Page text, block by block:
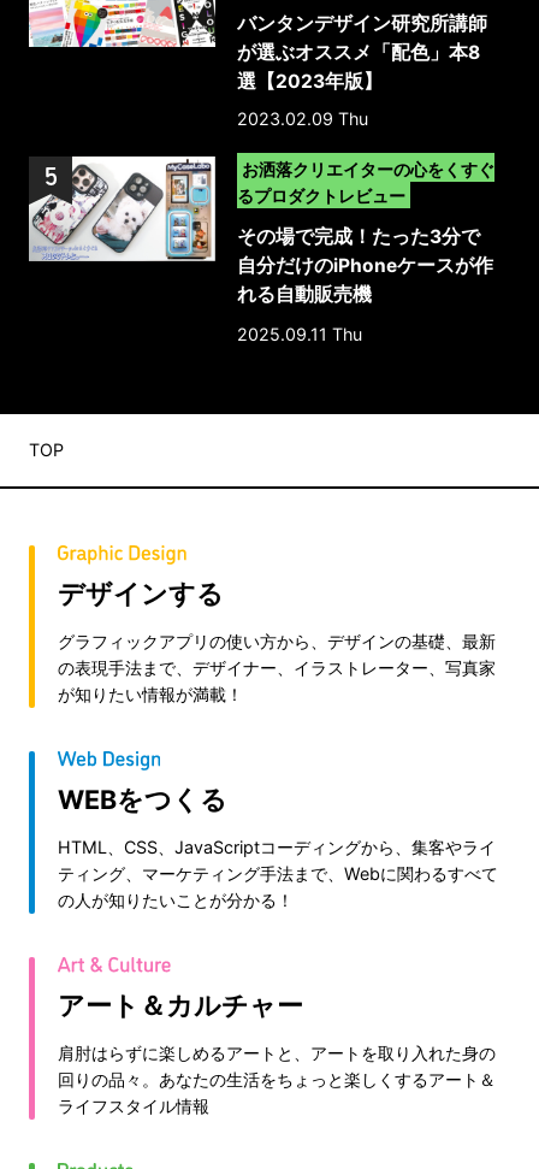
バンタンデザイン研究所講師
が選ぶオススメ「配色」本8
選【2023年版】
2023.02.09 Thu
お洒落クリエイターの心をくすぐ
るプロダクトレビュー
その場で完成！たった3分で
自分だけのiPhoneケースが作
れる自動販売機
「MyCaseLabo｣｜体験レポ
2025.09.11 Thu
TOP
デザインする
グラフィックアプリの使い方から、デザインの基礎、最新
の表現手法まで、デザイナー、イラストレーター、写真家
が知りたい情報が満載！
WEBをつくる
HTML、CSS、JavaScriptコーディングから、集客やライ
ティング、マーケティング手法まで、Webに関わるすべて
の人が知りたいことが分かる！
アート＆カルチャー
肩肘はらずに楽しめるアートと、アートを取り入れた身の
回りの品々。あなたの生活をちょっと楽しくするアート＆
ライフスタイル情報